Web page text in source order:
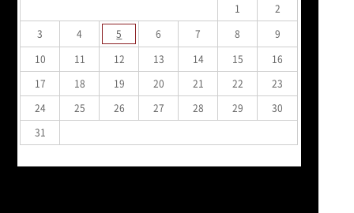
1
2
3
4 5 6 7 8
9
10
11 12 13 14 15
16
17
18 19 20 21 22
23
24
25 26 27 28 29
30
31